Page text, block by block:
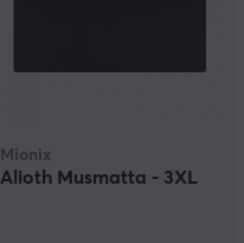
Mionix
Alioth Musmatta - 3XL